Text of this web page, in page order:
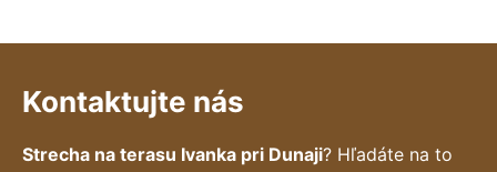
Kontaktujte nás
Strecha na terasu Ivanka pri Dunaji? Hľadáte na to